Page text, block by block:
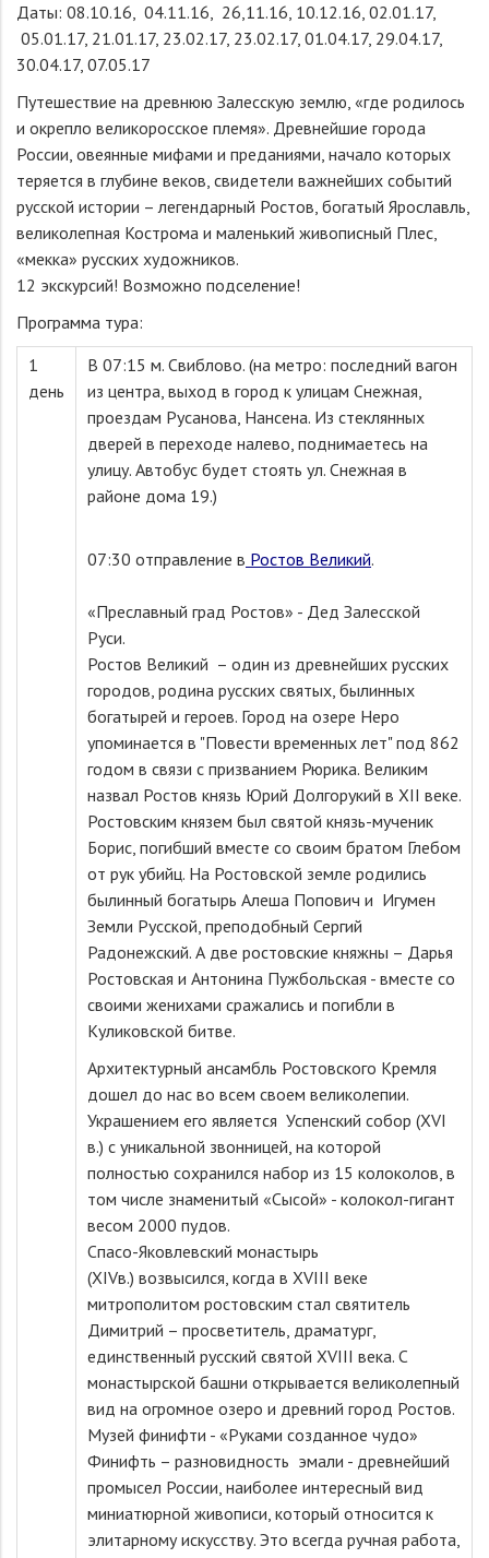
Даты: 08.10.16, 04.11.16, 26,11.16, 10.12.16, 02.01.17,
05.01.17, 21.01.17, 23.02.17, 23.02.17, 01.04.17, 29.04.17,
30.04.17, 07.05.17
Путешествие на древнюю Залесскую землю, «где родилось
и окрепло великоросское племя». Древнейшие города
России, овеянные мифами и преданиями, начало которых
теряется в глубине веков, свидетели важнейших событий
русской истории – легендарный Ростов, богатый Ярославль,
великолепная Кострома и маленький живописный Плес,
«мекка» русских художников.
12 экскурсий! Возможно подселение!
Программа тура:
1
день
В 07:15 м. Свиблово. (на метро: последний вагон
из центра, выход в город к улицам Снежная,
проездам Русанова, Нансена. Из стеклянных
дверей в переходе налево, поднимаетесь на
улицу. Автобус будет стоять ул. Снежная в
районе дома 19.)
07:30 отправление в Ростов Великий.
«Преславный град Ростов» - Дед Залесской
Руси.
Ростов Великий – один из древнейших русских
городов, родина русских святых, былинных
богатырей и героев. Город на озере Неро
упоминается в "Повести временных лет" под 862
годом в связи с призванием Рюрика. Великим
назвал Ростов князь Юрий Долгорукий в XII веке.
Ростовским князем был святой князь-мученик
Борис, погибший вместе со своим братом Глебом
от рук убийц. На Ростовской земле родились
былинный богатырь Алеша Попович и Игумен
Земли Русской, преподобный Сергий
Радонежский. А две ростовские княжны – Дарья
Ростовская и Антонина Пужбольская - вместе со
своими женихами сражались и погибли в
Куликовской битве.
Архитектурный ансамбль Ростовского Кремля
дошел до нас во всем своем великолепии.
Украшением его является Успенский собор (XVI
в.) с уникальной звонницей, на которой
полностью сохранился набор из 15 колоколов, в
том числе знаменитый «Сысой» - колокол-гигант
весом 2000 пудов.
Спасо-Яковлевский монастырь
(XIVв.) возвысился, когда в XVIII веке
митрополитом ростовским стал святитель
Димитрий – просветитель, драматург,
единственный русский святой XVIII века. С
монастырской башни открывается великолепный
вид на огромное озеро и древний город Ростов.
Музей финифти - «Руками созданное чудо»
Финифть – разновидность эмали - древнейший
промысел России, наиболее интересный вид
миниатюрной живописи, который относится к
элитарному искусству. Это всегда ручная работа,